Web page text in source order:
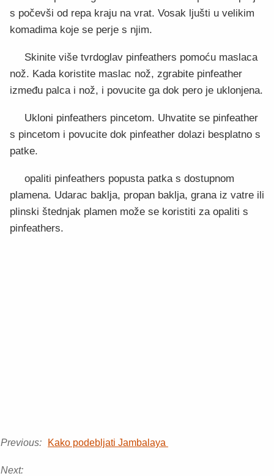
s počevši od repa kraju na vrat. Vosak ljušti u velikim
komadima koje se perje s njim.
Skinite više tvrdoglav pinfeathers pomoću maslaca
nož. Kada koristite maslac nož, zgrabite pinfeather
između palca i nož, i povucite ga dok pero je uklonjena.
Ukloni pinfeathers pincetom. Uhvatite se pinfeather
s pincetom i povucite dok pinfeather dolazi besplatno s
patke.
opaliti pinfeathers popusta patka s dostupnom
plamena. Udarac baklja, propan baklja, grana iz vatre ili
plinski štednjak plamen može se koristiti za opaliti s
pinfeathers.
Previous: Kako podebljati Jambalaya
Next: